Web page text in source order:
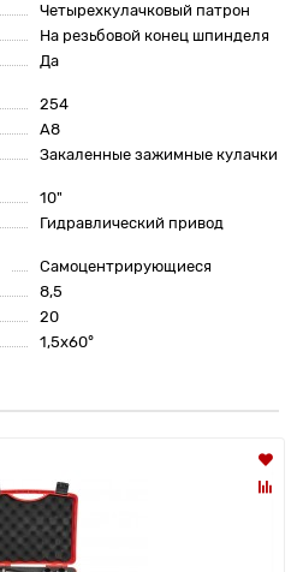
Четырехкулачковый патрон
На резьбовой конец шпинделя
Да
254
A8
Закаленные зажимные кулачки
10"
Гидравлический привод
Самоцентрирующиеся
8,5
20
1,5x60°